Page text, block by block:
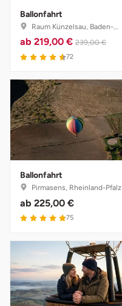
Ballonfahrt
Raum Künzelsau, Baden-Württemberg
ab 219,00 € 239,00 €
72
Ballonfahrt
Pirmasens, Rheinland-Pfalz
ab 225,00 €
75